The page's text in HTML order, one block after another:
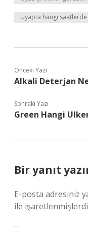
Uyapta hangi
Önceki Yazı
Alkali Deterjan
Sonraki Yazı
Green Hangi
Bir yanıt
E-posta adresiniz
ile